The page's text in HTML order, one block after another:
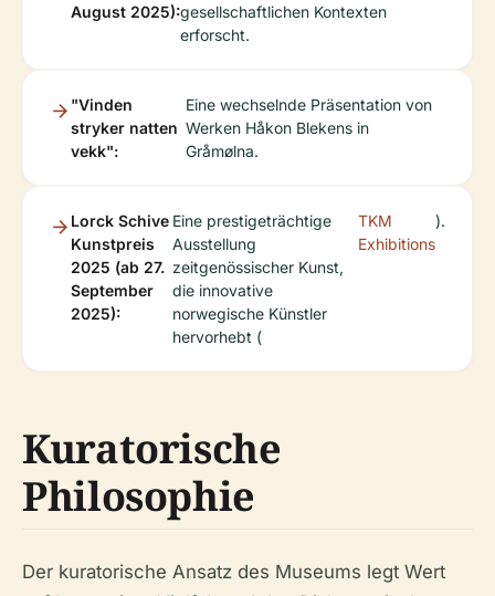
August 2025):gesellschaftlichen Kontexten
erforscht.
"Vinden
stryker natten
vekk":
Eine wechselnde Präsentation von
Werken Håkon Blekens in
Gråmølna.
Lorck Schive
Kunstpreis
2025 (ab 27.
September
2025):
Eine prestigeträchtige
Ausstellung
zeitgenössischer Kunst,
die innovative
norwegische Künstler
hervorhebt (
TKM
Exhibitions
).
Kuratorische
Philosophie
Der kuratorische Ansatz des Museums legt Wert